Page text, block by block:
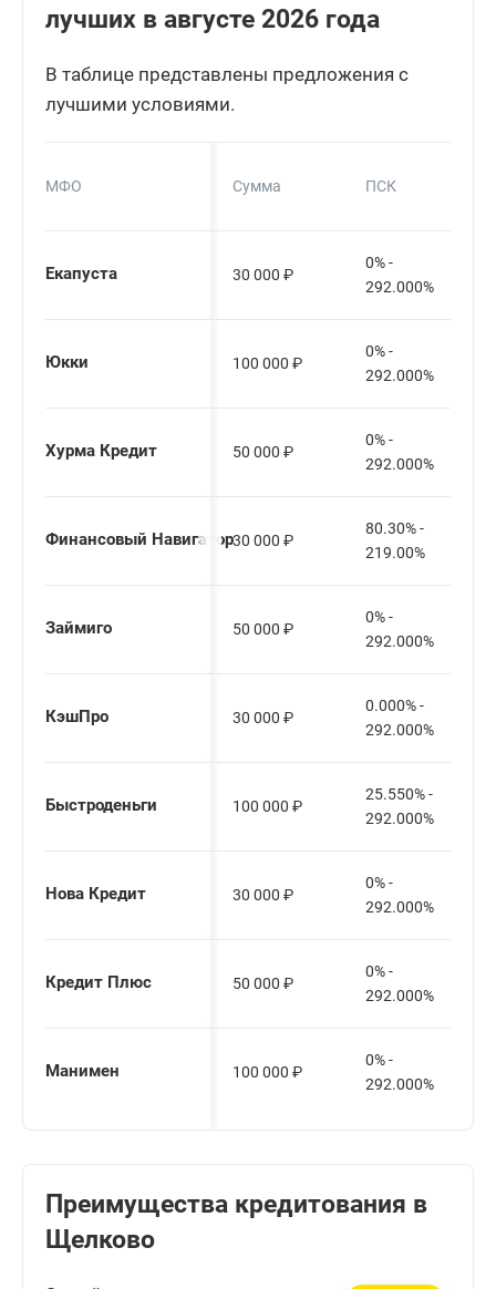
лучших в августе 2026 года
В таблице представлены предложения с
лучшими условиями.
МФО Сумма ПСК
Екапуста 30 000 ₽
0% -
292.000%
Юкки 100 000 ₽
0% -
292.000%
Хурма Кредит 50 000 ₽
0% -
292.000%
Финансовый Навигатор30 000 ₽
80.30% -
219.00%
Займиго 50 000 ₽
0% -
292.000%
КэшПро 30 000 ₽
0.000% -
292.000%
Быстроденьги 100 000 ₽
25.550% -
292.000%
Нова Кредит 30 000 ₽
0% -
292.000%
Кредит Плюс 50 000 ₽
0% -
292.000%
Манимен 100 000 ₽
0% -
292.000%
Преимущества кредитования в
Щелково